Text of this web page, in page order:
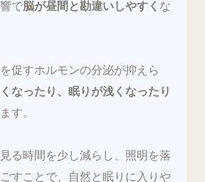
で脳が昼間と勘違いしやすく な
促すホルモンの分泌が抑えら
なったり、眠りが浅くなったり
す。
る時間を少し減らし、照明を落
すことで、自然と眠りに入りや